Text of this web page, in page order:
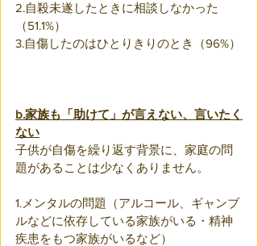
2.自殺未遂したときに相談しなかった
（51.1%）
3.自傷したのはひとりきりのとき（96%）
b.家族も「助けて」が言えない、言いたく
ない
子供が自傷を繰り返す背景に、家庭の問
題があることは少なくありません。
1.メンタルの問題（アルコール、ギャンブ
ルなどに依存している家族がいる・精神
疾患をもつ家族がいるなど）